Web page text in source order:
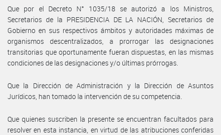
Que por el Decreto N° 1035/18 se autorizó a los Ministros,
Secretarios de la PRESIDENCIA DE LA NACIÓN, Secretarios de
Gobierno en sus respectivos ámbitos y autoridades máximas de
organismos descentralizados, a prorrogar las designaciones
transitorias que oportunamente fueran dispuestas, en las mismas
condiciones de las designaciones y/o últimas prórrogas.
Que la Dirección de Administración y la Dirección de Asuntos
Jurídicos, han tomado la intervención de su competencia.
Que quienes suscriben la presente se encuentran facultados para
resolver en esta instancia, en virtud de las atribuciones conferidas